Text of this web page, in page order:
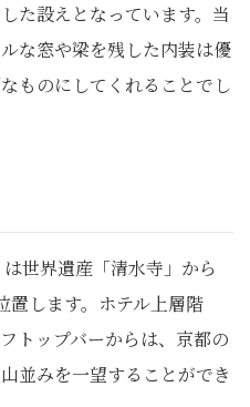
た設えとなっています。当
な窓や梁を残した内装は優
ものにしてくれることでし
世界遺産「清水寺」から
置します。ホテル上層階
トップバーからは、京都の
並みを一望することができ